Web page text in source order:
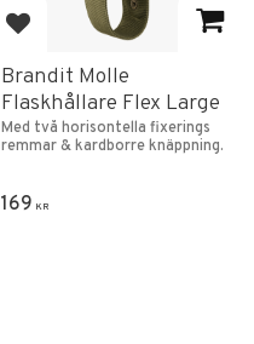
Lägg till i favoriter
Brandit Molle
Flaskhållare Flex Large
Med två horisontella fixerings
remmar & kardborre knäppning.
169 KR